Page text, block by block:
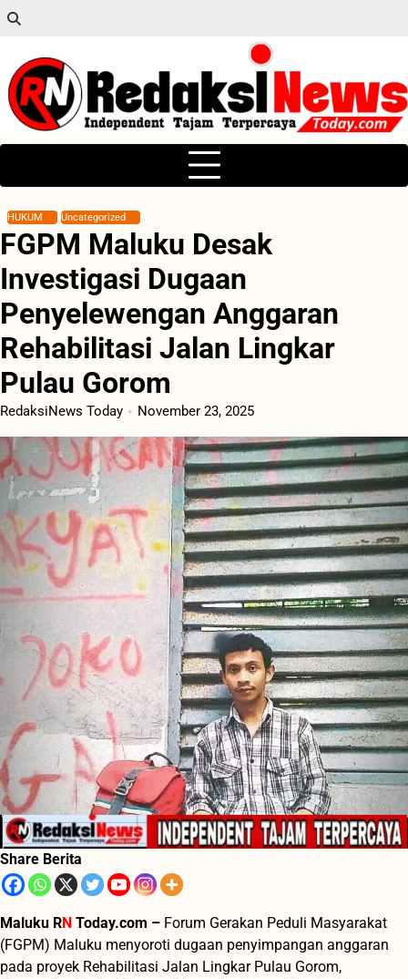
Skip
content
HUKUM Uncategorized
FGPM Maluku Desak
Investigasi Dugaan
Penyelewengan Anggaran
Rehabilitasi Jalan Lingkar
Pulau Gorom
RedaksiNews Today November 23, 2025
Share Berita
Maluku RN Today.com – Forum Gerakan Peduli Masyarakat
(FGPM) Maluku menyoroti dugaan penyimpangan anggaran
pada proyek Rehabilitasi Jalan Lingkar Pulau Gorom,